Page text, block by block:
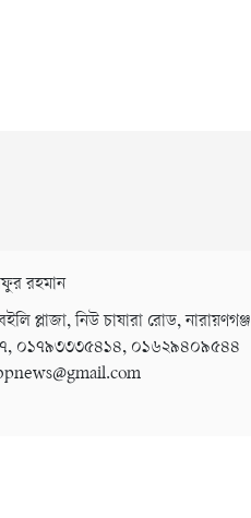
রহমান
প্লাজা, নিউ চাষারা রোড, নারায়ণগঞ্জ
০১৭৯৩৩৩৫৪১৪, ০১৬২৯৪০৯৫৪৪